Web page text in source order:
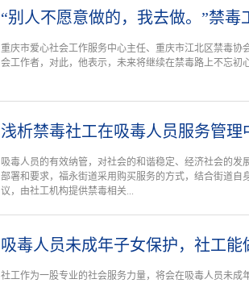
“别人不愿意做的，我去做。”禁毒
重庆市爱心社会工作服务中心主任、重庆市江北区禁毒协
会工作者，对此，他表示，未来将继续在禁毒路上不忘初
浅析禁毒社工在吸毒人员服务管理
吸毒人员的有效纳管，对社会的和谐稳定、经济社会的发
部署和要求，福永街道采用购买服务的方式，结合街道自
议，由社工机构提供禁毒相关...
吸毒人员未成年子女保护，社工能
社工作为一股专业的社会服务力量，将会在吸毒人员未成